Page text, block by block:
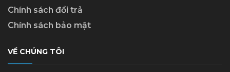
Chính sách đổi trả
Chính sách bảo mật
VỀ CHÚNG TÔI